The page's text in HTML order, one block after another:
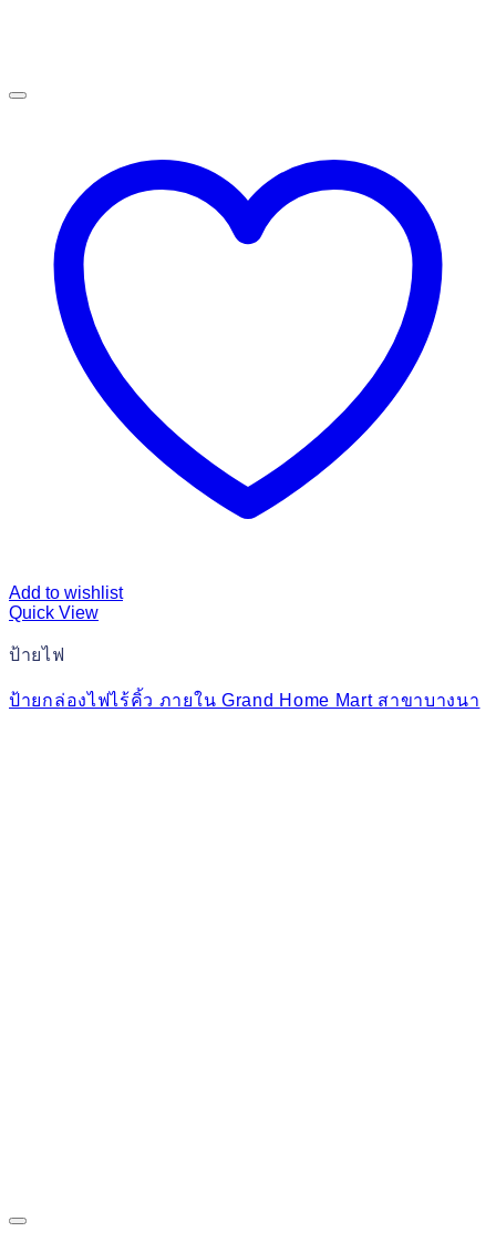
Add to wishlist
Quick View
ป้ายไฟ
ป้ายกล่องไฟไร้คิ้ว ภายใน Grand Home Mart สาขาบางนา